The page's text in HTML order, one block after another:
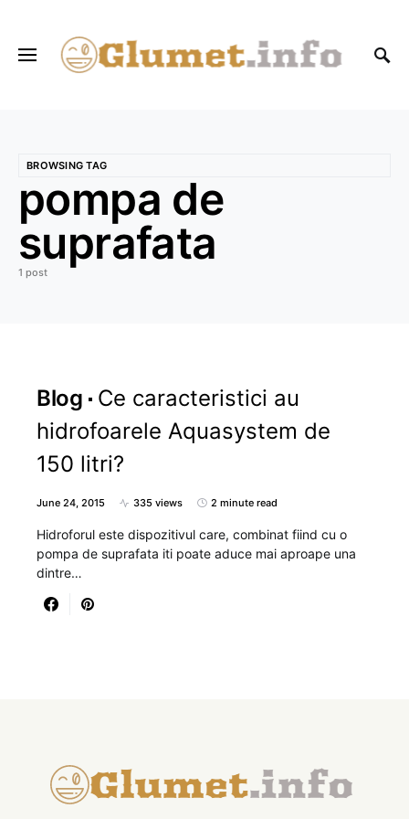
BROWSING TAG
pompa de
suprafata
1 post
Blog
Ce caracteristici au
hidrofoarele Aquasystem de
150 litri?
June 24, 2015 335 views 2 minute read
Hidroforul este dispozitivul care, combinat fiind cu o
pompa de suprafata iti poate aduce mai aproape una
dintre…